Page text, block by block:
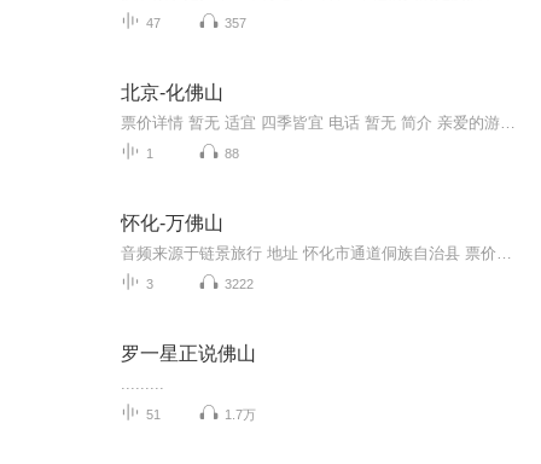
47 357
北京-化佛山
1 88
怀化-万佛山
3 3222
罗一星正说佛山
51 1.7万